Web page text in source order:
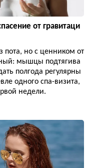
от гравитаци
пота, но с ценником от
мышцы подтягива
полгода регулярны
одного спа-визита,
недели.